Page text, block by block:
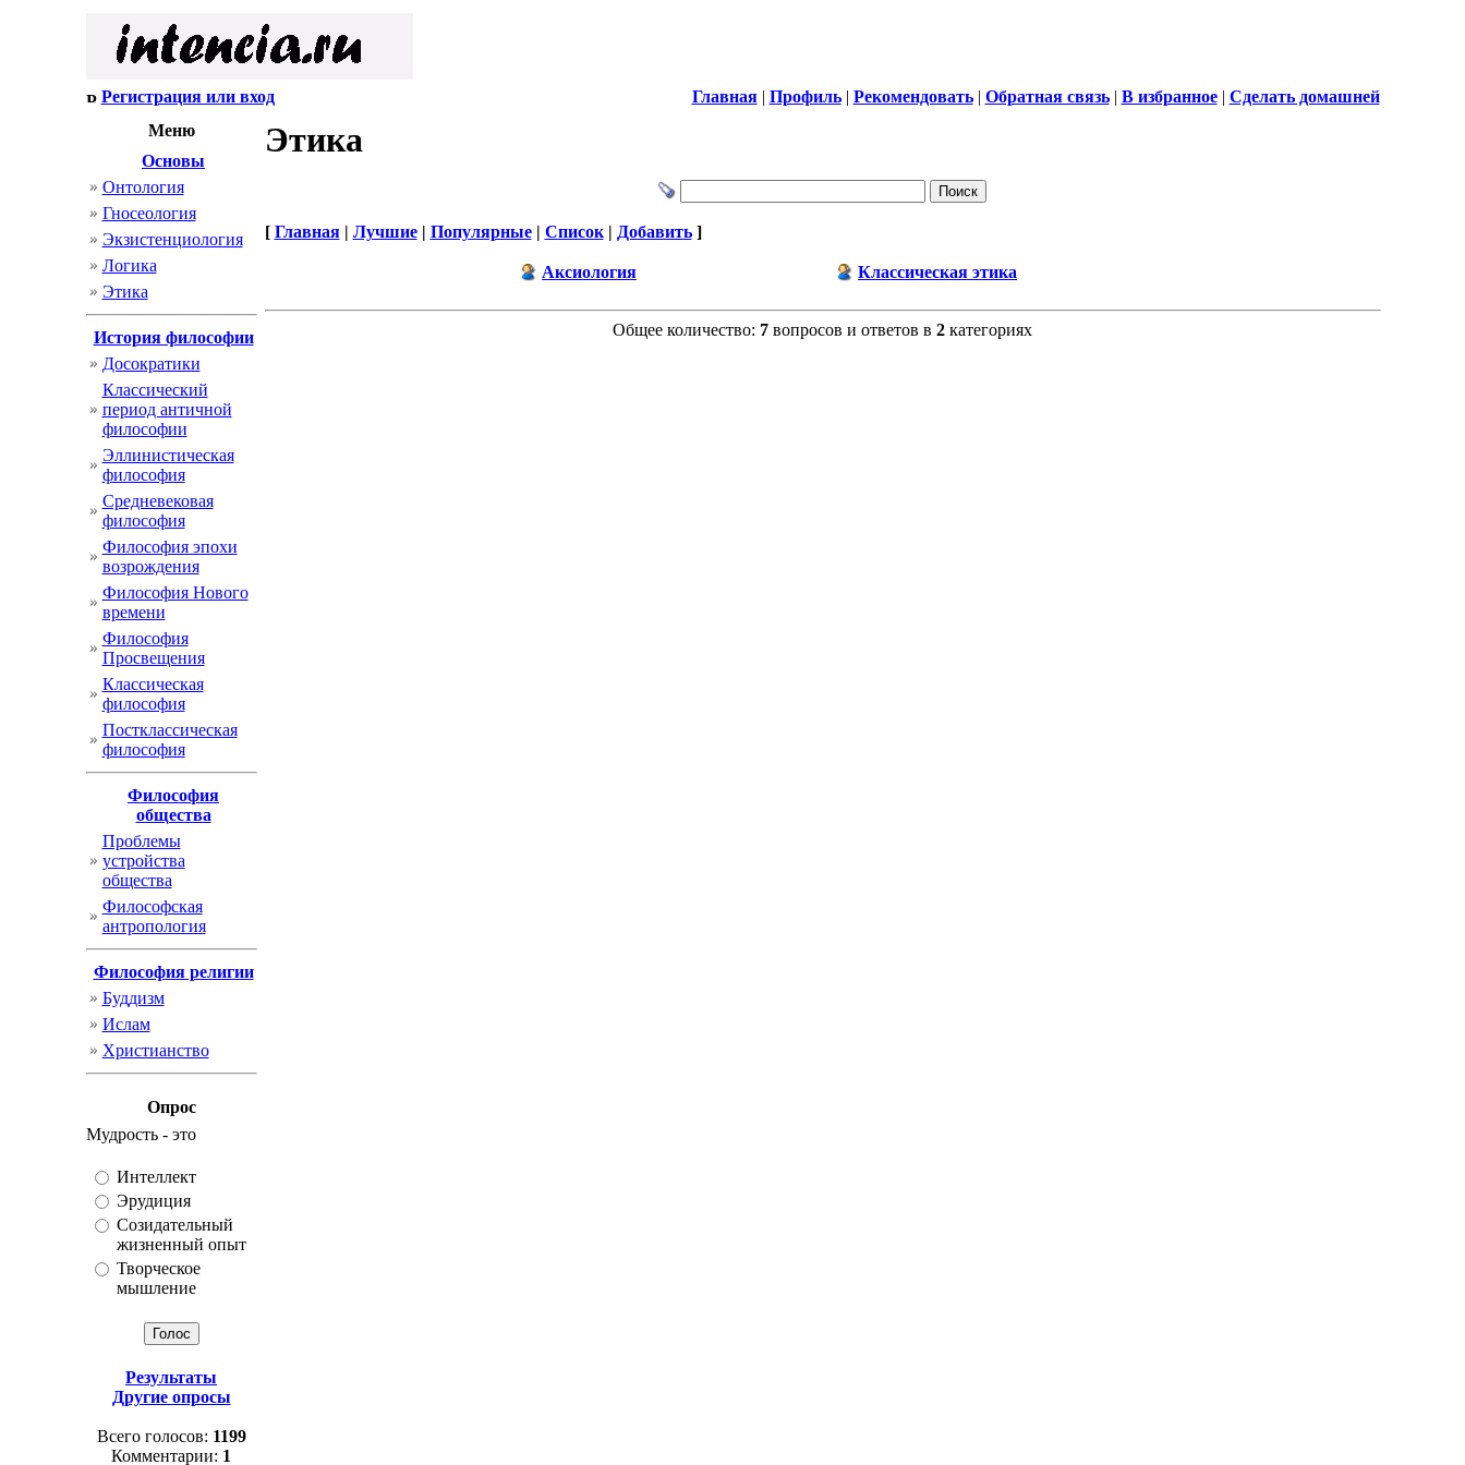
Регистрация или вход Главная| Профиль| Рекомендовать| Обратная связь| В избранное| Сделать домашней
Меню
Основы
Онтология
Гносеология
Экзистенциология
Логика
Этика
История философии
Досократики
Классический
период античной
философии
Эллинистическая
философия
Cредневековая
философия
Философия эпохи
возрождения
Философия Нового
времени
Философия
Просвещения
Классическая
философия
Постклассическая
философия
Философия
общества
Проблемы
устройства
общества
Философская
антропология
Философия религии
Буддизм
Ислам
Христианство
Опрос
Мудрость - это
Интеллект
Эрудиция
Созидательный
жизненный опыт
Творческое
мышление
Результаты
Другие опросы
Всего голосов: 1199
Комментарии: 1
Этика
[ Главная| Лучшие| Популярные| Список| Добавить]
Аксиология Классическая этика
Общее количество: 7 вопросов и ответов в 2 категориях